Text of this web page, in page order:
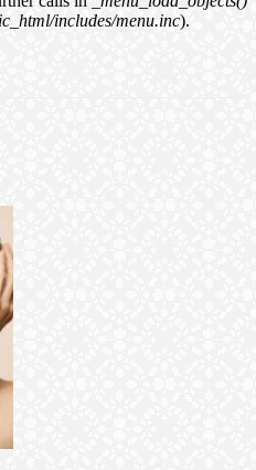
includes/menu.inc).